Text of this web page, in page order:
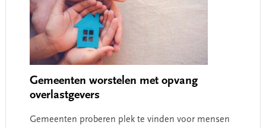
Gemeenten worstelen met opvang
overlastgevers
Gemeenten proberen plek te vinden voor mensen